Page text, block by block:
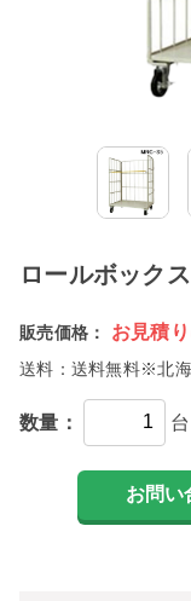
ロールボック
販売価格： お見積
送料： 送料無料※北海
数量： 台